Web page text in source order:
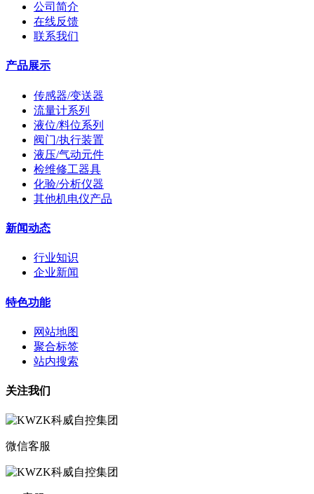
公司简介
在线反馈
联系我们
产品展示
传感器/变送器
流量计系列
液位/料位系列
阀门/执行装置
液压/气动元件
检维修工器具
化验/分析仪器
其他机电仪产品
新闻动态
行业知识
企业新闻
特色功能
网站地图
聚合标签
站内搜索
关注我们
微信客服